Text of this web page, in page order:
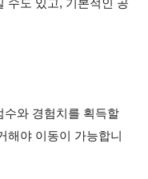
수도 있고, 기본적인 공
수와 경험치를 획득할
해야 이동이 가능합니